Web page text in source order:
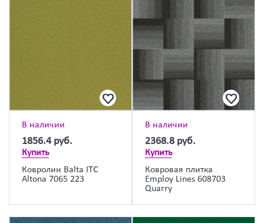
В наличии
1856.4 руб.
Купить
Ковролин Balta ITC
Altona 7065 223
В наличии
2368.8 руб.
Купить
Ковровая плитка
Employ Lines 608703
Quarry